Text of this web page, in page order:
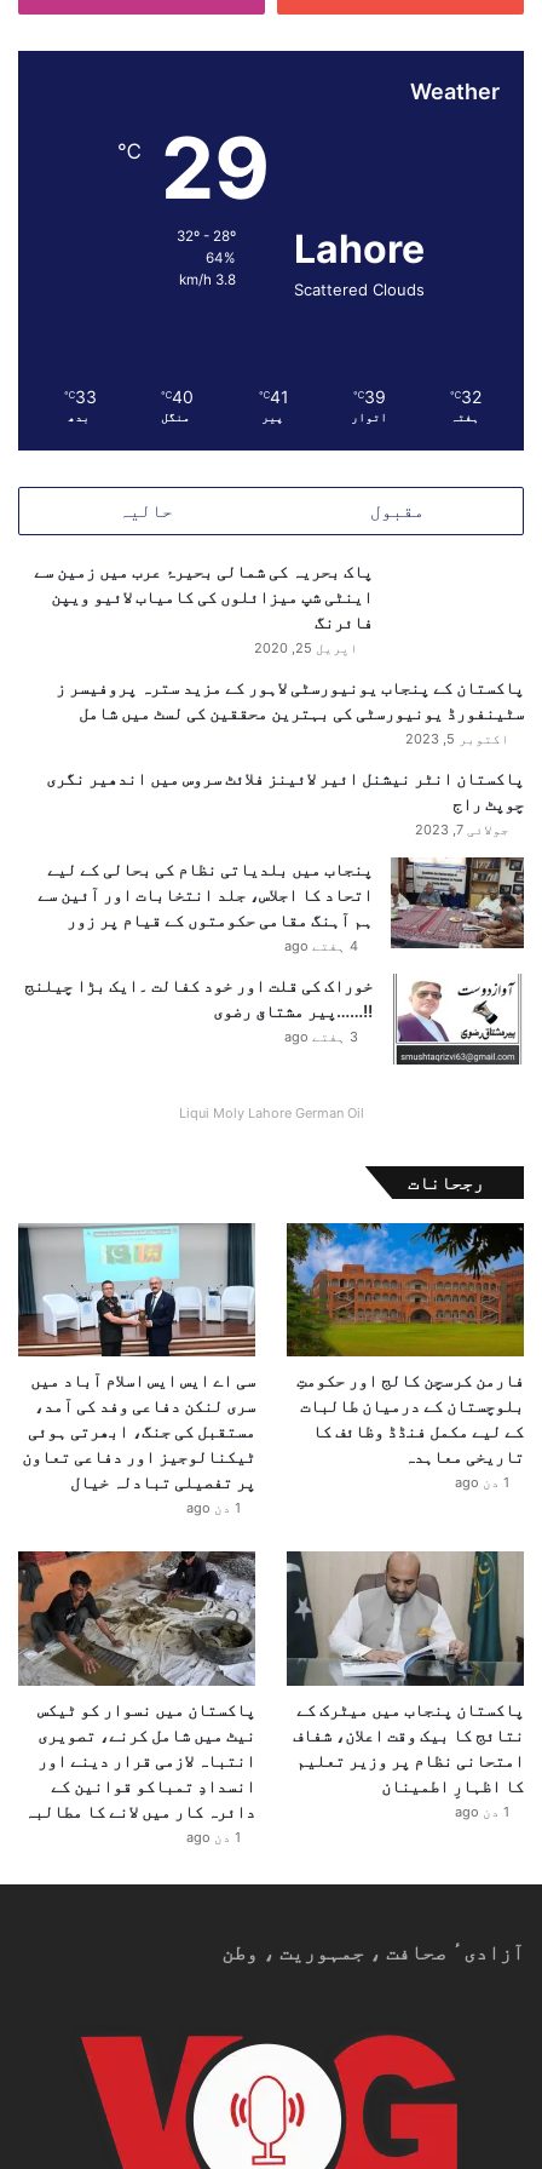
Weather
Lahore
Scattered Clouds
29
℃
64%
3.8 km/h
32
℃
ہفتہ
39
℃
اتوار
41
℃
پیر
40
℃
منگل
33
℃
بدھ
مقبول حالیہ
پاک بحریہ کی شمالی بحیرۂ عرب میں زمین سے
اینٹی شپ میزائلوں کی کامیاب لائیو ویپن
فائرنگ
اپریل 25, 2020
پاکستان کے پنجاب یونیورسٹی لاہور کے مزید سترہ پروفیسر ز
سٹینفورڈ یونیورسٹی کی بہترین محققین کی لسٹ میں شامل
اکتوبر 5, 2023
پاکستان انٹر نیشنل ائیر لائینز فلائٹ سروس میں اندھیر نگری
چوپٹ راج
جولائی 7, 2023
پنجاب میں بلدیاتی نظام کی بحالی کے لیے
اتحاد کا اجلاس، جلد انتخابات اور آئین سے
ہم آہنگ مقامی حکومتوں کے قیام پر زور
4 ہفتے ago
خوراک کی قلت اور خود کفالت ۔ایک بڑا چیلنج
!!……پیر مشتاق رضوی
3 ہفتے ago
Liqui Moly Lahore German Oil
رجحانات
فارمن کرسچن کالج اور حکومتِ
بلوچستان کے درمیان طالبات
کے لیے مکمل فنڈڈ وظائف کا
تاریخی معاہدہ
1 دن ago
سی اے ایس ایس اسلام آباد میں
سری لنکن دفاعی وفد کی آمد،
مستقبل کی جنگ، ابھرتی ہوئی
ٹیکنالوجیز اور دفاعی تعاون
پر تفصیلی تبادلہ خیال
1 دن ago
پاکستان پنجاب میں میٹرک کے
نتائج کا بیک وقت اعلان، شفاف
امتحانی نظام پر وزیر تعلیم
کا اظہارِ اطمینان
1 دن ago
پاکستان میں نسوار کو ٹیکس
نیٹ میں شامل کرنے، تصویری
انتباہ لازمی قرار دینے اور
انسدادِ تمباکو قوانین کے
دائرہ کار میں لانے کا مطالبہ
1 دن ago
آزادیٴ صحافت ، جمہوریت ، وطن